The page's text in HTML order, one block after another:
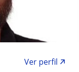
Ver perfil